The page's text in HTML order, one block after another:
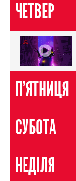
ЧЕТВЕР
П'ЯТНИЦЯ
СУБОТА
НЕДІЛЯ